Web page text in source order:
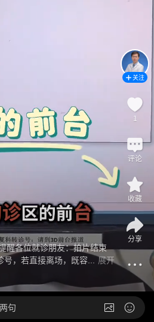
醒各位就诊朋友：拍片结束
，若直接离场，既容...
展开
关注
1
评论
收藏
分享
句